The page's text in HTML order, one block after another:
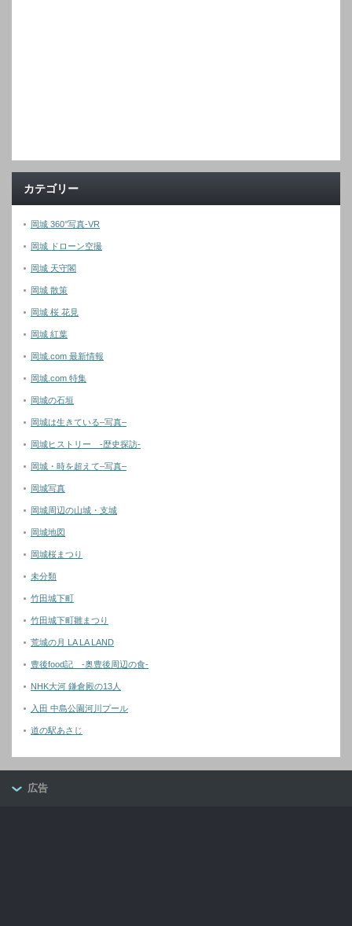
カテゴリー
岡城 360°写真-VR
岡城 ドローン空撮
岡城 天守閣
岡城 散策
岡城 桜 花見
岡城 紅葉
岡城.com 最新情報
岡城.com 特集
岡城の石垣
岡城は生きている–写真–
岡城ヒストリー -歴史探訪-
岡城・時を超えて–写真–
岡城写真
岡城周辺の山城・支城
岡城地図
岡城桜まつり
未分類
竹田城下町
竹田城下町雛まつり
荒城の月 LA LA LAND
豊後food記 -奥豊後周辺の食-
NHK大河 鎌倉殿の13人
入田 中島公園河川プール
道の駅あさじ
広告